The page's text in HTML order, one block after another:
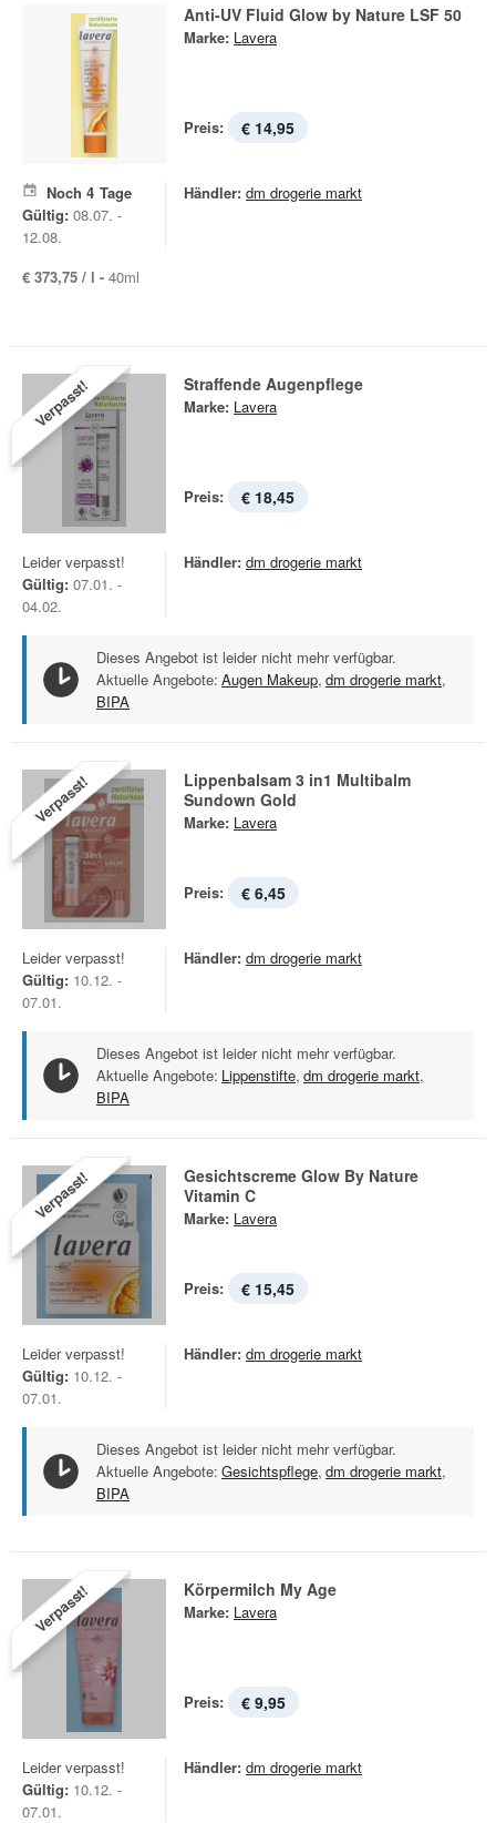
Anti-UV Fluid Glow by Nature LSF 50
Marke: Lavera
Preis: € 14,95
Noch 4 Tage
Gültig: 08.07. -
12.08.
Händler: dm drogerie markt
€ 373,75 / l - 40ml
Verpasst! Straffende Augenpflege
Marke: Lavera
Preis: € 18,45
Leider verpasst!
Gültig: 07.01. -
04.02.
Händler: dm drogerie markt
Dieses Angebot ist leider nicht mehr verfügbar.
Aktuelle Angebote: Augen Makeup, dm drogerie markt,
BIPA
Verpasst!
Lippenbalsam 3 in1 Multibalm
Sundown Gold
Marke: Lavera
Preis: € 6,45
Leider verpasst!
Gültig: 10.12. -
07.01.
Händler: dm drogerie markt
Dieses Angebot ist leider nicht mehr verfügbar.
Aktuelle Angebote: Lippenstifte, dm drogerie markt,
BIPA
Verpasst!
Gesichtscreme Glow By Nature
Vitamin C
Marke: Lavera
Preis: € 15,45
Leider verpasst!
Gültig: 10.12. -
07.01.
Händler: dm drogerie markt
Dieses Angebot ist leider nicht mehr verfügbar.
Aktuelle Angebote: Gesichtspflege, dm drogerie markt,
BIPA
Verpasst! Körpermilch My Age
Marke: Lavera
Preis: € 9,95
Leider verpasst!
Gültig: 10.12. -
07.01.
Händler: dm drogerie markt